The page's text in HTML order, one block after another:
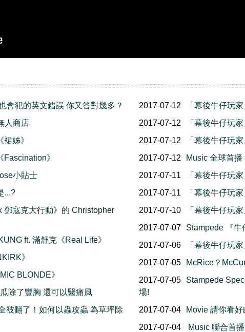
會犯的英文錯誤 你又答對幾多？
人商店
姊》
》
小貼士
...?
鄧寇克大行動》的 Christopher
ft. 滿舒克《Real Life》
》
BLONDE》
除了豐胸 還可以醫痛風
被翻了！如何以蟲攻蟲 為草坪除
2017-07-12
「幕後牛仔玩
2017-07-12
「幕後牛仔玩
2017-07-12
「幕後牛仔玩
2017-07-12
Music 全球首
2017-07-11
「幕後牛仔玩
2017-07-11
「幕後牛仔玩
2017-07-10
「幕後牛仔玩
2017-07-07
Stampede 『牛
2017-07-06
「幕後牛仔玩
2017-07-05
McRice？
2017-07-05
Stampede
場!
2017-07-04
Movie 請你看
2017-07-04
Music 聯合首